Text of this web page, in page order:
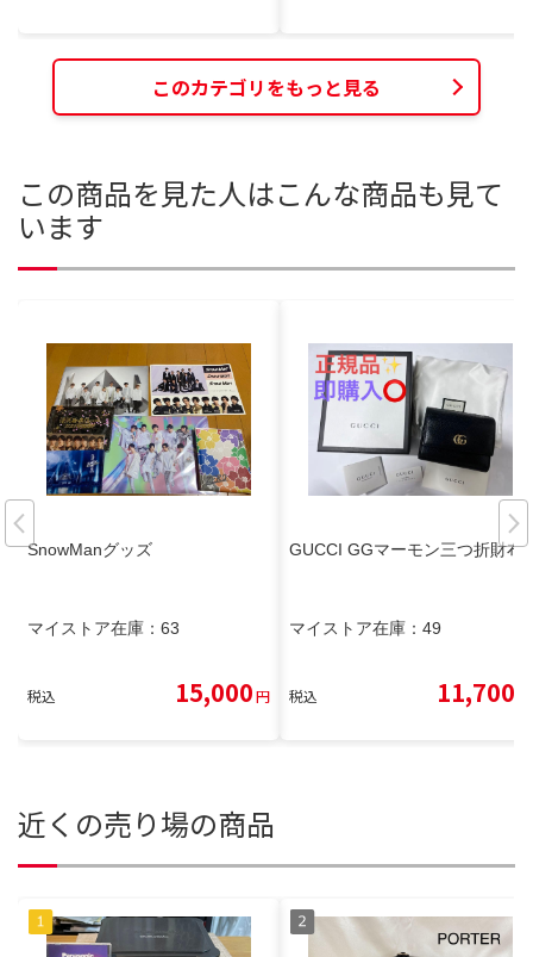
このカテゴリをもっと見る
この商品を見た人はこんな商品も見て
います
SnowManグッズ
マイストア在庫： 63
税込 15,000円
GUCCI GGマーモン三つ折財布
マイストア在庫： 49
税込 11,700
近くの売り場の商品